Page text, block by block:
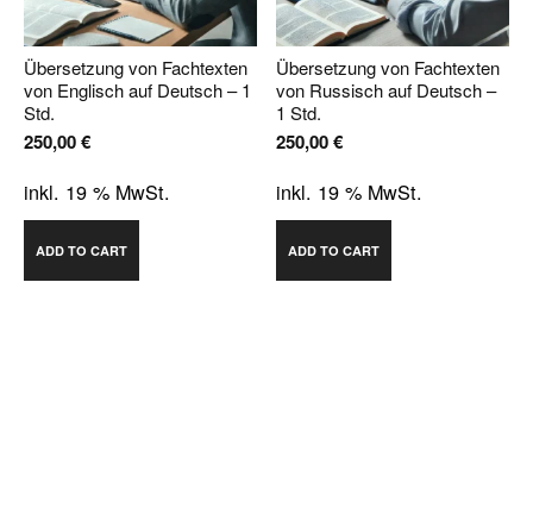
Übersetzung von Fachtexten
von Englisch auf Deutsch – 1
Std.
250,00€
inkl. 19 % MwSt.
ADD TO CART
Übersetzung von Fachtexten
von Russisch auf Deutsch –
1 Std.
250,00€
inkl. 19 % MwSt.
ADD TO CART